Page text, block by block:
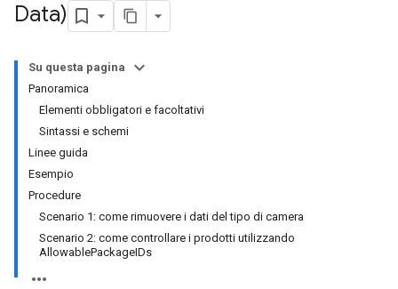
Data)
Su questa pagina
Panoramica
Elementi obbligatori e facoltativi
Sintassi e schemi
Linee guida
Esempio
Procedure
Scenario 1: come rimuovere i dati del tipo di camera
Scenario 2: come controllare i prodotti utilizzando
AllowablePackageIDs